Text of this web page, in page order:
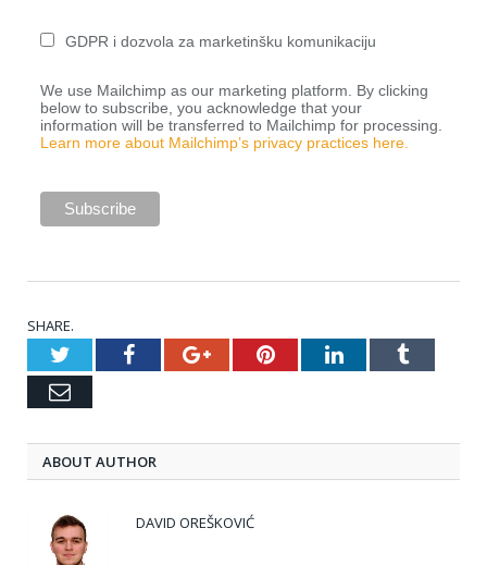
GDPR i dozvola za marketinšku komunikaciju
We use Mailchimp as our marketing platform. By clicking
below to subscribe, you acknowledge that your
information will be transferred to Mailchimp for processing.
Learn more about Mailchimp’s privacy practices here.
SHARE.
TwitterFacebookGoogle+PinterestLinkedInTumblr
Email
ABOUT AUTHOR
DAVID OREŠKOVIĆ